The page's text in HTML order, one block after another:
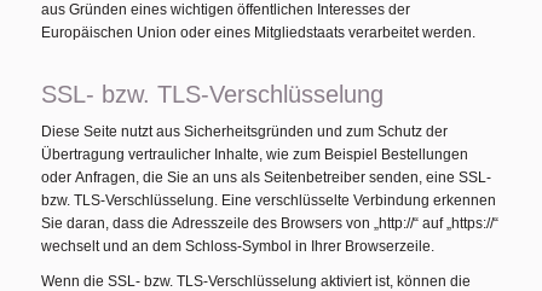
aus Gründen eines wichtigen öffentlichen Interesses der
Europäischen Union oder eines Mitgliedstaats verarbeitet werden.
SSL- bzw. TLS-Verschlüsselung
Diese Seite nutzt aus Sicherheitsgründen und zum Schutz der
Übertragung vertraulicher Inhalte, wie zum Beispiel Bestellungen
oder Anfragen, die Sie an uns als Seitenbetreiber senden, eine SSL-
bzw. TLS-Verschlüsselung. Eine verschlüsselte Verbindung erkennen
Sie daran, dass die Adresszeile des Browsers von „http://“ auf „https://“
wechselt und an dem Schloss-Symbol in Ihrer Browserzeile.
Wenn die SSL- bzw. TLS-Verschlüsselung aktiviert ist, können die